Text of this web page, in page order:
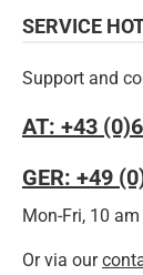
SERVICE
Support and
AT: +43
GER: +49
Mon-Fri, 10
Or via our